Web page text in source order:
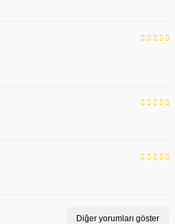
Diğer yorumları göster